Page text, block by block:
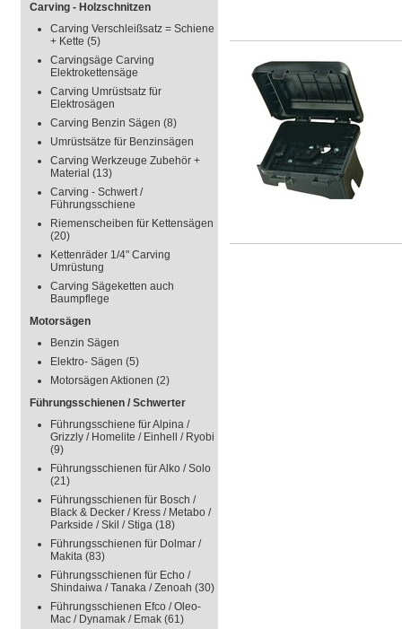
Carving - Holzschnitzen
Carving Verschleißsatz = Schiene
+ Kette (5)
Carvingsäge Carving
Elektrokettensäge
Carving Umrüstsatz für
Elektrosägen
Carving Benzin Sägen (8)
Umrüstsätze für Benzinsägen
Carving Werkzeuge Zubehör +
Material (13)
Carving - Schwert /
Führungsschiene
Riemenscheiben für Kettensägen
(20)
Kettenräder 1/4" Carving
Umrüstung
Carving Sägeketten auch
Baumpflege
Motorsägen
Benzin Sägen
Elektro- Sägen (5)
Motorsägen Aktionen (2)
Führungsschienen / Schwerter
Führungsschiene für Alpina /
Grizzly / Homelite / Einhell / Ryobi
(9)
Führungsschienen für Alko / Solo
(21)
Führungsschienen für Bosch /
Black & Decker / Kress / Metabo /
Parkside / Skil / Stiga (18)
Führungsschienen für Dolmar /
Makita (83)
Führungsschienen für Echo /
Shindaiwa / Tanaka / Zenoah (30)
Führungsschienen Efco / Oleo-
Mac / Dynamak / Emak (61)